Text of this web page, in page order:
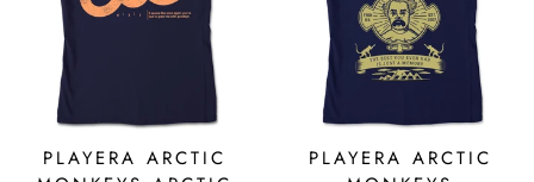
PLAYERA ARCTIC
PLAYERA ARCTIC